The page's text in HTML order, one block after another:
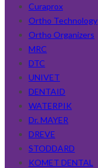
Curaprox
Ortho Technology
Ortho Organizers
MRC
DTC
UNIVET
DENTAID
WATERPIK
Dr. MAYER
DREVE
STODDARD
KOMET DENTAL